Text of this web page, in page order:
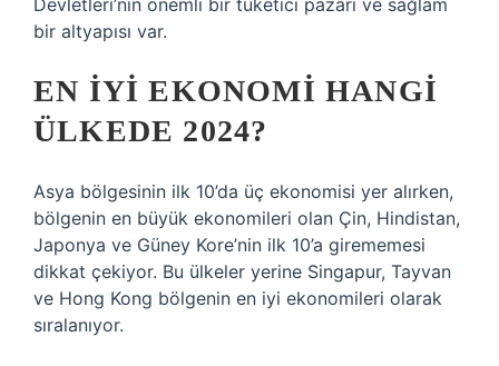
Devletleri’nin önemli bir tüketici pazarı ve sağlam
bir altyapısı var.
EN IYI EKONOMI HANGI
ÜLKEDE 2024?
Asya bölgesinin ilk 10’da üç ekonomisi yer alırken,
bölgenin en büyük ekonomileri olan Çin, Hindistan,
Japonya ve Güney Kore’nin ilk 10’a girememesi
dikkat çekiyor. Bu ülkeler yerine Singapur, Tayvan
ve Hong Kong bölgenin en iyi ekonomileri olarak
sıralanıyor.